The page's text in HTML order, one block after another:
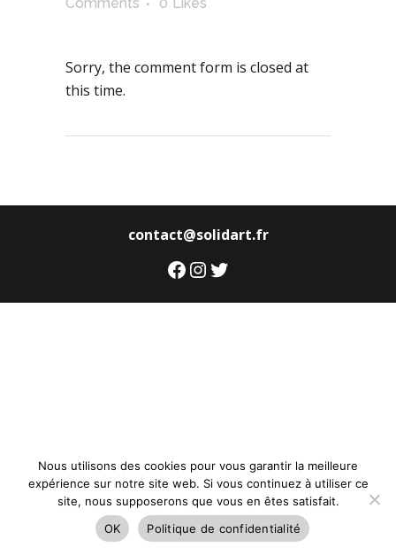
Sorry, the comment form is closed at
this time.
contact@solidart.fr
Facebook
Instagram
Twitter
Nous utilisons des cookies pour vous garantir la meilleure
expérience sur notre site web. Si vous continuez à utiliser ce
site, nous supposerons que vous en êtes satisfait.
OK
Politique de confidentialité